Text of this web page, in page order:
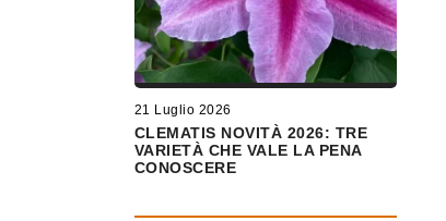
21 Luglio 2026
CLEMATIS NOVITÀ 2026: TRE
VARIETÀ CHE VALE LA PENA
CONOSCERE